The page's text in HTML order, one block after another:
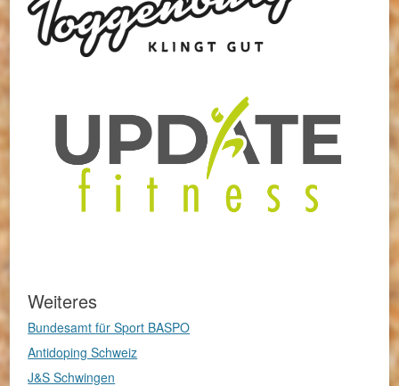
Weiteres
Bundesamt für Sport BASPO
Antidoping Schweiz
J&S Schwingen